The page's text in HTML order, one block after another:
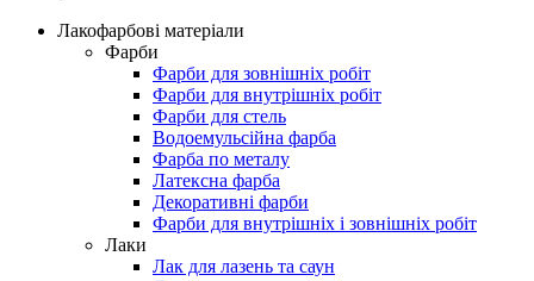
Лакофарбові матеріали
Фарби
Фарби для зовнішніх робіт
Фарби для внутрішніх робіт
Фарби для стель
Водоемульсійна фарба
Фарба по металу
Латексна фарба
Декоративні фарби
Фарби для внутрішніх і зовнішніх робіт
Лаки
Лак для лазень та саун